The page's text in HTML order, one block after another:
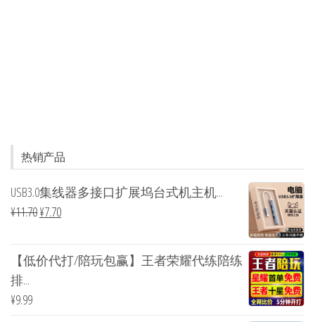
热销产品
USB3.0集线器多接口扩展坞台式机主机...
¥11.70¥7.70
【低价代打/陪玩包赢】王者荣耀代练陪练
排...
¥9.99